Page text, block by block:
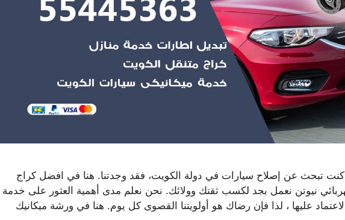
كنت تبحث عن إصلاح سيارات في دولة الكويت، فقد وجدتنا. هنا في افضل كراج
نيوتن نعمل بجد لكسب ثقتك وولائك. نحن نعلم مدى أهمية العثور على خدمة
عليها ، لذا فإن رضاك ​​هو أولويتنا القصوى كل يوم. هنا في ورشة ميكانيك